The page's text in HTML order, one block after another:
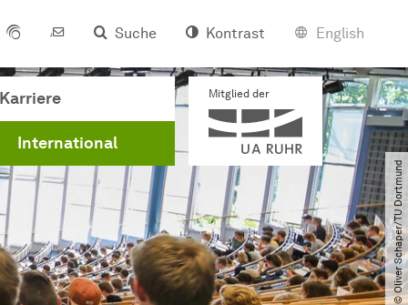
Suche Kontrast English
Karriere
International
Mitglied der
© Oliver Schaper​/​TU Dortmund